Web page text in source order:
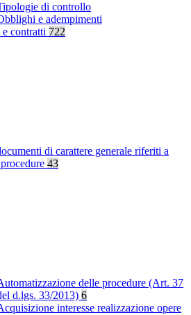
di controllo
e adempimenti
contratti 722
di carattere generale riferiti a
43
delle procedure (Art. 37
d.lgs. 33/2013) 6
interesse realizzazione opere